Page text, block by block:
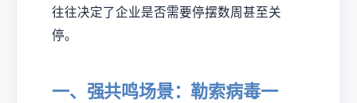
往往决定了企业是否需要停摆数周甚至关
停。
一、强共鸣场景：勒索病毒一